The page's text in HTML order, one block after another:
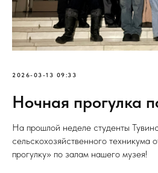
2026-03-13 09:33
Ночная прогулка
На прошлой неделе студенты
сельскохозяйственного техникума
прогулку» по залам нашего музея!